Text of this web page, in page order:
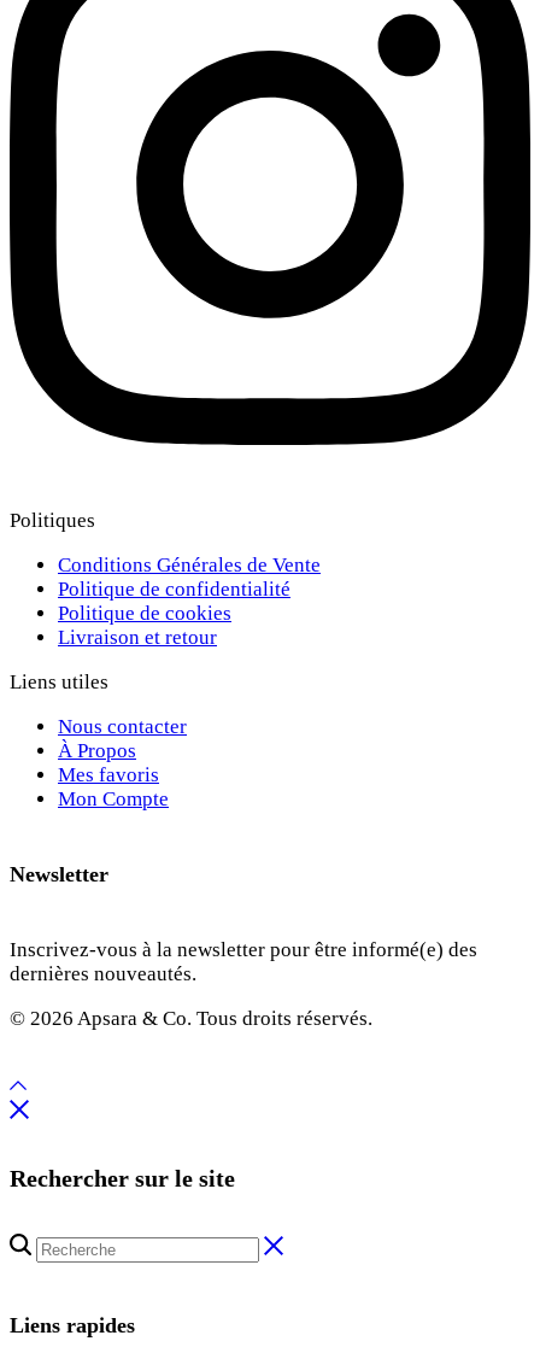
Politiques
Conditions Générales de Vente
Politique de confidentialité
Politique de cookies
Livraison et retour
Liens utiles
Nous contacter
À Propos
Mes favoris
Mon Compte
Newsletter
Inscrivez-vous à la newsletter pour être informé(e) des
dernières nouveautés.
© 2026 Apsara & Co. Tous droits réservés.
Rechercher sur le site
Liens rapides